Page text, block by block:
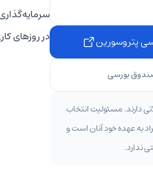
پتروسورین
بورسی
دارند. مسئولیت انتخاب
به عهده خود آنان است و
ندارد.
در روزهای کاری